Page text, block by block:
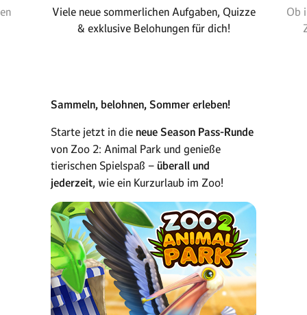
Viele neue sommerlichen Aufgaben, Quizze
& exklusive Belohungen für dich!
Ob
Sammeln, belohnen, Sommer erleben!
Starte jetzt in die neue Season Pass-Runde
von Zoo 2: Animal Park und genieße
tierischen Spielspaß – überall und
jederzeit, wie ein Kurzurlaub im Zoo!